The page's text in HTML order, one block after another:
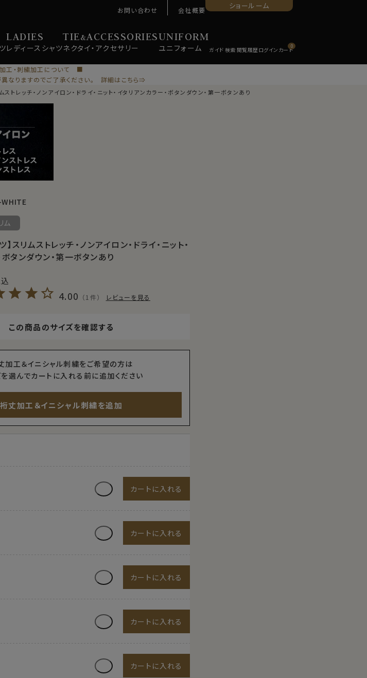
LADIES
レディース シャツ
TIE&ACCESSORIES
ネクタイ・ アクセサリー
UNIFORM
ユニ フォーム
お問い合わせ 会社概要 ショールーム
0
工・刺繍加工について ■
なりますのでご了承ください。 詳細はこちら⇒
ストレッチ・ノンアイロン・ドライ・ニット・イタリアンカラー・ボタンダウン・第一ボタンあり
ム
】スリムストレッチ・ノンアイロン・ドライ・ニット・
タンダウン・第一ボタンあり
4.00 （1件） レビューを見る
この商品のサイズを確認する
加工＆イニシャル刺繍をご希望の方は
を選んでカートに入れる前に追加ください
裄丈加工＆イニシャル刺繍を追加
カートに入れる
カートに入れる
カートに入れる
カートに入れる
カートに入れる